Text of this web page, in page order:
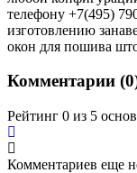
телефону +7(495)
изготовлению
окон для пошива
Комментарии (0
Рейтинг 0 из 5
Комментариев еще